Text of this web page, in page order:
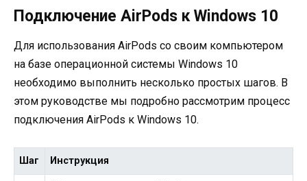
Подключение AirPods к Windows 10
Для использования AirPods со своим компьютером
на базе операционной системы Windows 10
необходимо выполнить несколько простых шагов. В
этом руководстве мы подробно рассмотрим процесс
подключения AirPods к Windows 10.
Шаг Инструкция